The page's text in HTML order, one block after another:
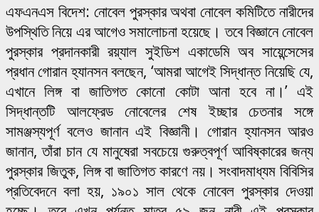
এফএনএস বিদেশ: নোবেল পুরস্কার অথবা নোবেল কমিটিতে নারীদের
উপস্থিতি নিয়ে এর আগেও সমালোচনা হয়েছে। তবে বিজ্ঞানে নোবেল
পুরস্কার প্রদানকারী রয়্যাল সুইডিশ একাডেমি অব সায়েন্সেসের
প্রধান গোরান হ্যানসন বলছেন, ‘আমরা আগেই সিদ্ধান্ত নিয়েছি যে,
এখানে লিঙ্গ বা জাতিগত কোনো কোটা আনা হবে না।’ এই
সিদ্ধান্তটি আলফ্রেড নোবেলের শেষ ইচ্ছার চেতনার সঙ্গে
সামঞ্জস্যপূর্ণ বলেও জানান এই বিজ্ঞানী। গোরান হ্যানসন আরও
জানান, তাঁরা চান যে মানুষেরা সবচেয়ে গুরুত্বপূর্ণ আবিষ্কারের জন্য
পুরস্কার জিতুক, লিঙ্গ বা জাতিগত কারণে নয়। সংবাদমাধ্যম বিবিসির
প্রতিবেদনে বলা হয়, ১৯০১ সাল থেকে নোবেল পুরস্কার দেওয়া